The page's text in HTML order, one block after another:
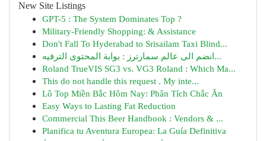
New Site Listings
GPT-5 : The System Dominates Top ?
Military-Friendly Shopping: & Assistance
Don't Fall To Hyderabad to Srisailam Taxi Blind...
انضم الى عالم سمارترز : بوابة المحتوى الترفيه...
Roland TrueVIS SG3 vs. VG3 Roland : Which Ma...
This do not handle this request . My inte...
Lô Top Miền Bắc Hôm Nay: Phân Tích Chắc Ăn
Easy Ways to Lasting Fat Reduction
Commercial This Beer Handbook : Vendors & ...
Planifica tu Aventura Europea: La Guía Definitiva